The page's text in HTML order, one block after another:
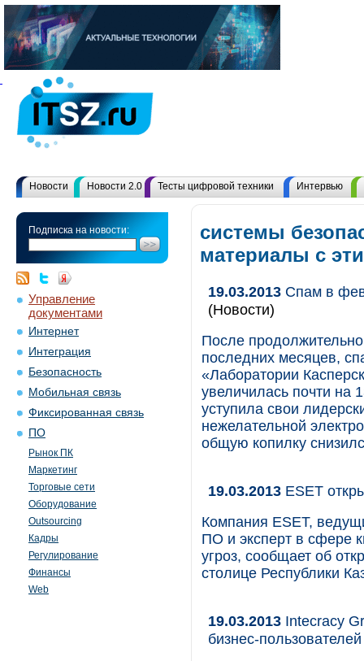
Новости Новости 2.0 Тесты цифровой техники Интервью
Подписка на новости:
Управление
документами
Интернет
Интеграция
Безопасность
Мобильная связь
Фиксированная связь
ПО
Рынок ПК
Маркетинг
Торговые сети
Оборудование
Outsourcing
Кадры
Регулирование
Финансы
Web
системы
материалы с
19.03.2013 Спам в
(Новости)
После
последних месяцев,
«Лаборатории
увеличилась почти на
уступила свои
нежелательной
общую копилку
19.03.2013 ESET
Компания ESET,
ПО и эксперт в сфере
угроз, сообщает об
столице Республики
19.03.2013 Intecracy
бизнес-пользователей